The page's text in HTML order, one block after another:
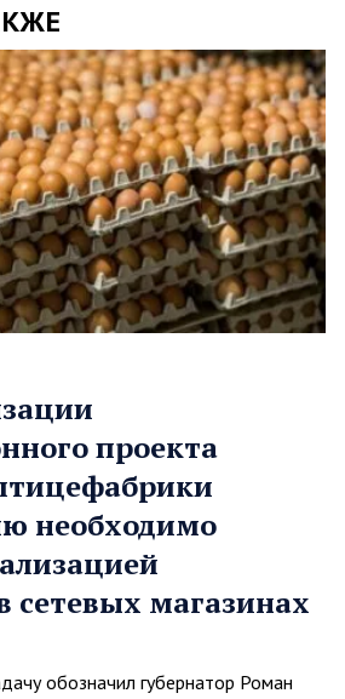
проекта
необходимо
сетевых магазинах
обозначил губернатор Роман